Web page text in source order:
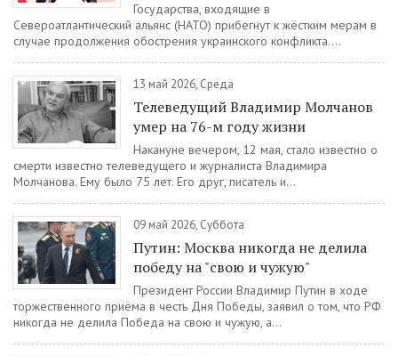
Государства, входящие в
Североатлантический альянс (НАТО) прибегнут к жёстким мерам в
случае продолжения обострения украинского конфликта....
13 май 2026, Среда
Телеведущий Владимир Молчанов
умер на 76-м году жизни
Накануне вечером, 12 мая, стало известно о
смерти известно телеведущего и журналиста Владимира
Молчанова. Ему было 75 лет. Его друг, писатель и...
09 май 2026, Суббота
Путин: Москва никогда не делила
победу на "свою и чужую"
Президент России Владимир Путин в ходе
торжественного приёма в честь Дня Победы, заявил о том, что РФ
никогда не делила Победа на свою и чужую, а...